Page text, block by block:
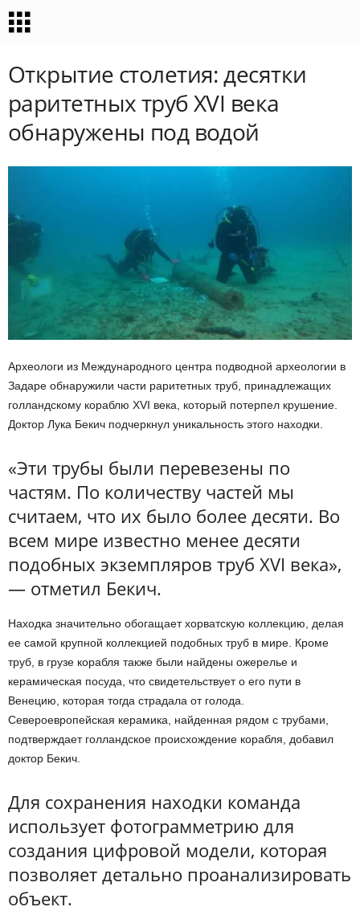
Открытие столетия: десятки
раритетных труб XVI века
обнаружены под водой
Археологи из Международного центра подводной археологии в
Задаре обнаружили части раритетных труб, принадлежащих
голландскому кораблю XVI века, который потерпел крушение.
Доктор Лука Бекич подчеркнул уникальность этого находки.
«Эти трубы были перевезены по
частям. По количеству частей мы
считаем, что их было более десяти. Во
всем мире известно менее десяти
подобных экземпляров труб XVI века»,
— отметил Бекич.
Находка значительно обогащает хорватскую коллекцию, делая
ее самой крупной коллекцией подобных труб в мире. Кроме
труб, в грузе корабля также были найдены ожерелье и
керамическая посуда, что свидетельствует о его пути в
Венецию, которая тогда страдала от голода.
Североевропейская керамика, найденная рядом с трубами,
подтверждает голландское происхождение корабля, добавил
доктор Бекич.
Для сохранения находки команда
использует фотограмметрию для
создания цифровой модели, которая
позволяет детально проанализировать
объект.